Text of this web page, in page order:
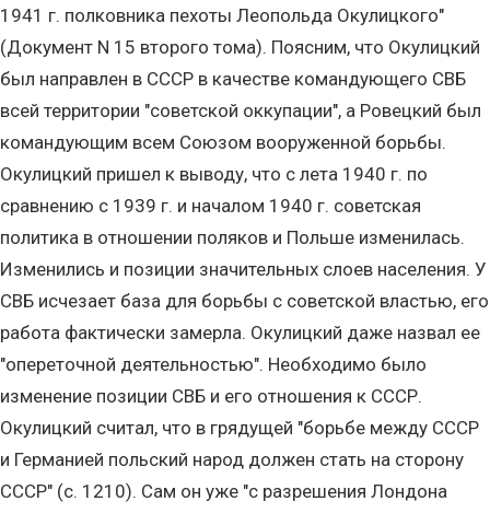
1941 г. полковника пехоты Леопольда Окулицкого"
(Документ N 15 второго тома). Поясним, что Окулицкий
был направлен в СССР в качестве командующего СВБ
всей территории "советской оккупации", а Ровецкий был
командующим всем Союзом вооруженной борьбы.
Окулицкий пришел к выводу, что с лета 1940 г. по
сравнению с 1939 г. и началом 1940 г. советская
политика в отношении поляков и Польше изменилась.
Изменились и позиции значительных слоев населения. У
СВБ исчезает база для борьбы с советской властью, его
работа фактически замерла. Окулицкий даже назвал ее
"опереточной деятельностью". Необходимо было
изменение позиции СВБ и его отношения к СССР.
Окулицкий считал, что в грядущей "борьбе между СССР
и Германией польский народ должен стать на сторону
СССР" (с. 1210). Сам он уже "с разрешения Лондона